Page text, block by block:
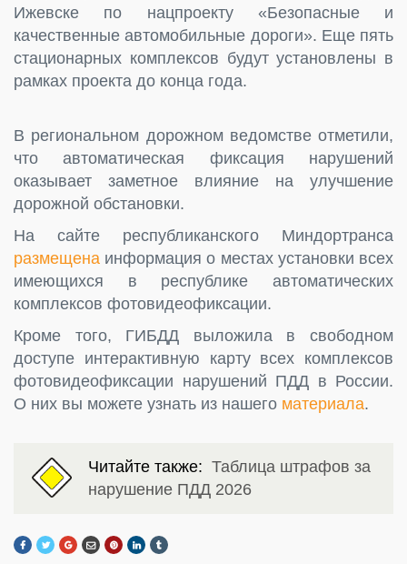
Ижевске по нацпроекту «Безопасные и
качественные автомобильные дороги». Еще пять
стационарных комплексов будут установлены в
рамках проекта до конца года.
В региональном дорожном ведомстве отметили,
что автоматическая фиксация нарушений
оказывает заметное влияние на улучшение
дорожной обстановки.
На сайте республиканского Миндортранса
размещена информация о местах установки всех
имеющихся в республике автоматических
комплексов фотовидеофиксации.
Кроме того, ГИБДД выложила в свободном
доступе интерактивную карту всех комплексов
фотовидеофиксации нарушений ПДД в России.
О них вы можете узнать из нашего материала.
Читайте также: Таблица штрафов за
нарушение ПДД 2026